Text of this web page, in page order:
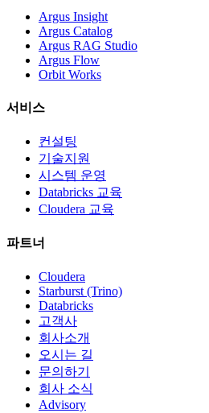
Argus Insight
Argus Catalog
Argus RAG Studio
Argus Flow
Orbit Works
서비스
컨설팅
기술지원
시스템 운영
Databricks 교육
Cloudera 교육
파트너
Cloudera
Starburst (Trino)
Databricks
고객사
회사소개
오시는 길
문의하기
회사 소식
Advisory